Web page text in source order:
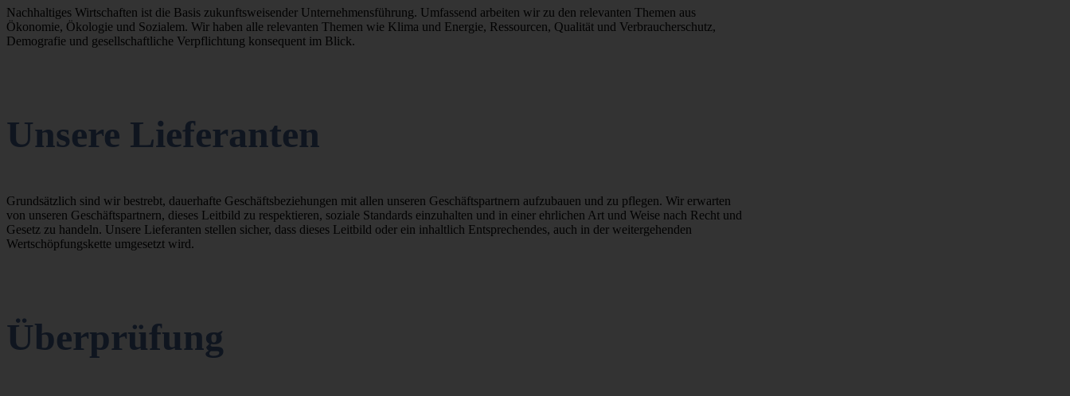
Nachhaltiges Wirtschaften ist die Basis zukunftsweisender Unternehmensführung. Umfassend arbeiten wir zu den relevanten Themen aus
Ökonomie, Ökologie und Sozialem. Wir haben alle relevanten Themen wie Klima und Energie, Ressourcen, Qualität und Verbraucherschutz,
Demografie und gesellschaftliche Verpflichtung konsequent im Blick.
Unsere Lieferanten
Grundsätzlich sind wir bestrebt, dauerhafte Geschäftsbeziehungen mit allen unseren Geschäftspartnern aufzubauen und zu pflegen. Wir erwarten
von unseren Geschäftspartnern, dieses Leitbild zu respektieren, soziale Standards einzuhalten und in einer ehrlichen Art und Weise nach Recht und
Gesetz zu handeln. Unsere Lieferanten stellen sicher, dass dieses Leitbild oder ein inhaltlich Entsprechendes, auch in der weitergehenden
Wertschöpfungskette umgesetzt wird.
Überprüfung